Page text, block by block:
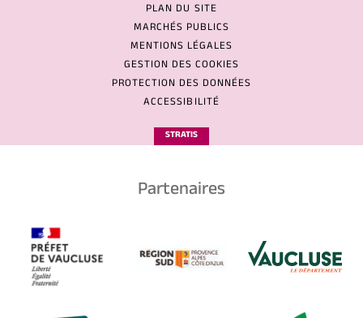
PLAN DU SITE
MARCHÉS PUBLICS
MENTIONS LÉGALES
GESTION DES COOKIES
PROTECTION DES DONNÉES
ACCESSIBILITÉ
STRATIS
Partenaires